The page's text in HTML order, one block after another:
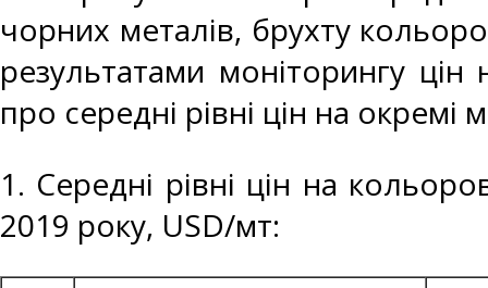
чорних металів, брухту
результатами моніторингу
про середні рівні цін на окремі
1. Середні рівні цін на
2019 року, USD/мт: